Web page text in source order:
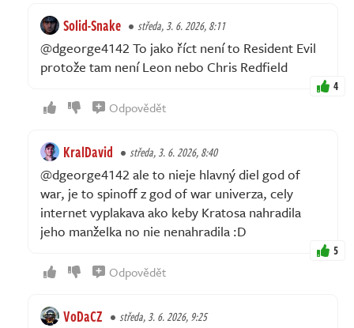
Solid-Snake středa, 3. 6. 2026, 8:11
@dgeorge4142 To jako říct není to Resident Evil
protože tam není Leon nebo Chris Redfield
4
Odpovědět
KralDavid středa, 3. 6. 2026, 8:40
@dgeorge4142 ale to nieje hlavný diel god of
war, je to spinoff z god of war univerza, cely
internet vyplakava ako keby Kratosa nahradila
jeho manželka no nie nenahradila :D
5
Odpovědět
VoDaCZ středa, 3. 6. 2026, 9:25